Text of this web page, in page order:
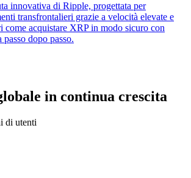
innovativa di Ripple, progettata per
transfrontalieri grazie a velocità elevate e
come acquistare XRP in modo sicuro con
dopo passo.
in continua crescita
di utenti